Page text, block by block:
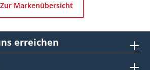
Zur Markenübersicht
erreichen